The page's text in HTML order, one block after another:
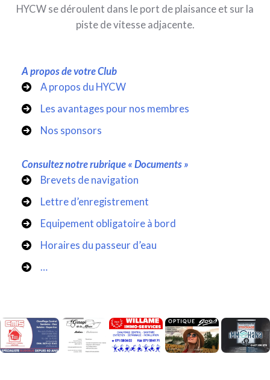
HYCW se déroulent dans le port de plaisance et sur la
piste de vitesse adjacente.
A propos de votre Club
A propos du HYCW
Les avantages pour nos membres
Nos sponsors
Consultez notre rubrique « Documents »
Brevets de navigation
Lettre d’enregistrement
Equipement obligatoire à bord
Horaires du passeur d’eau
…